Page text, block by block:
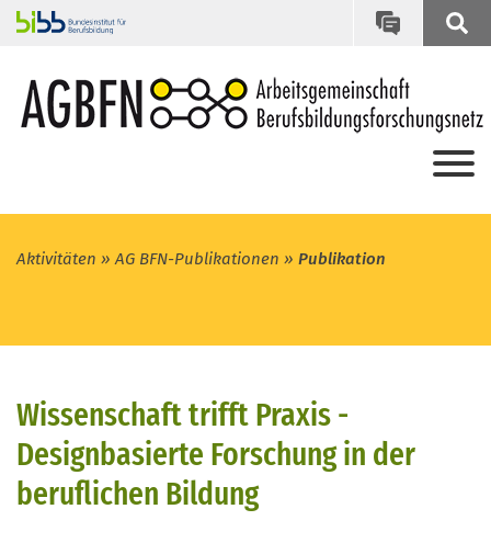
Aktivitäten AG BFN-Publikationen Publikation
Wissenschaft trifft Praxis -
Designbasierte Forschung in der
beruflichen Bildung